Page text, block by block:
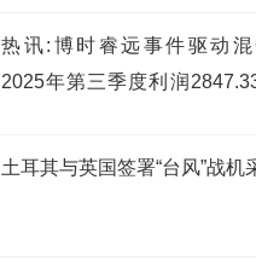
热讯:博时睿远事件驱动混
2025年第三季度利润
土耳其与英国签署“台风”战机